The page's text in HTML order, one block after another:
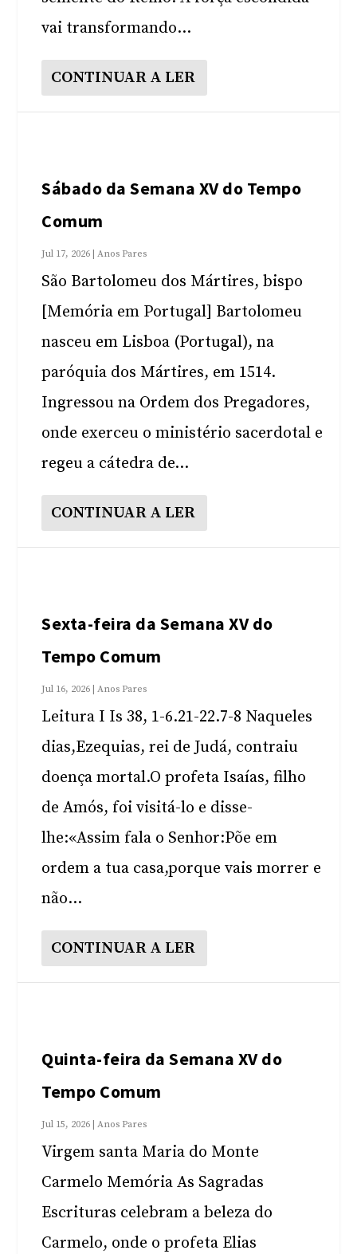
vai transformando...
CONTINUAR A LER
Sábado da Semana XV do Tempo
Comum
Jul 17, 2026 |Anos Pares
São Bartolomeu dos Mártires, bispo
[Memória em Portugal] Bartolomeu
nasceu em Lisboa (Portugal), na
paróquia dos Mártires, em 1514.
Ingressou na Ordem dos Pregadores,
onde exerceu o ministério sacerdotal e
regeu a cátedra de...
CONTINUAR A LER
Sexta-feira da Semana XV do
Tempo Comum
Jul 16, 2026 |Anos Pares
Leitura I Is 38, 1-6.21-22.7-8 Naqueles
dias,Ezequias, rei de Judá, contraiu
doença mortal.O profeta Isaías, filho
de Amós, foi visitá-lo e disse-
lhe:«Assim fala o Senhor:Põe em
ordem a tua casa,porque vais morrer e
não...
CONTINUAR A LER
Quinta-feira da Semana XV do
Tempo Comum
Jul 15, 2026 |Anos Pares
Virgem santa Maria do Monte
Carmelo Memória As Sagradas
Escrituras celebram a beleza do
Carmelo, onde o profeta Elias